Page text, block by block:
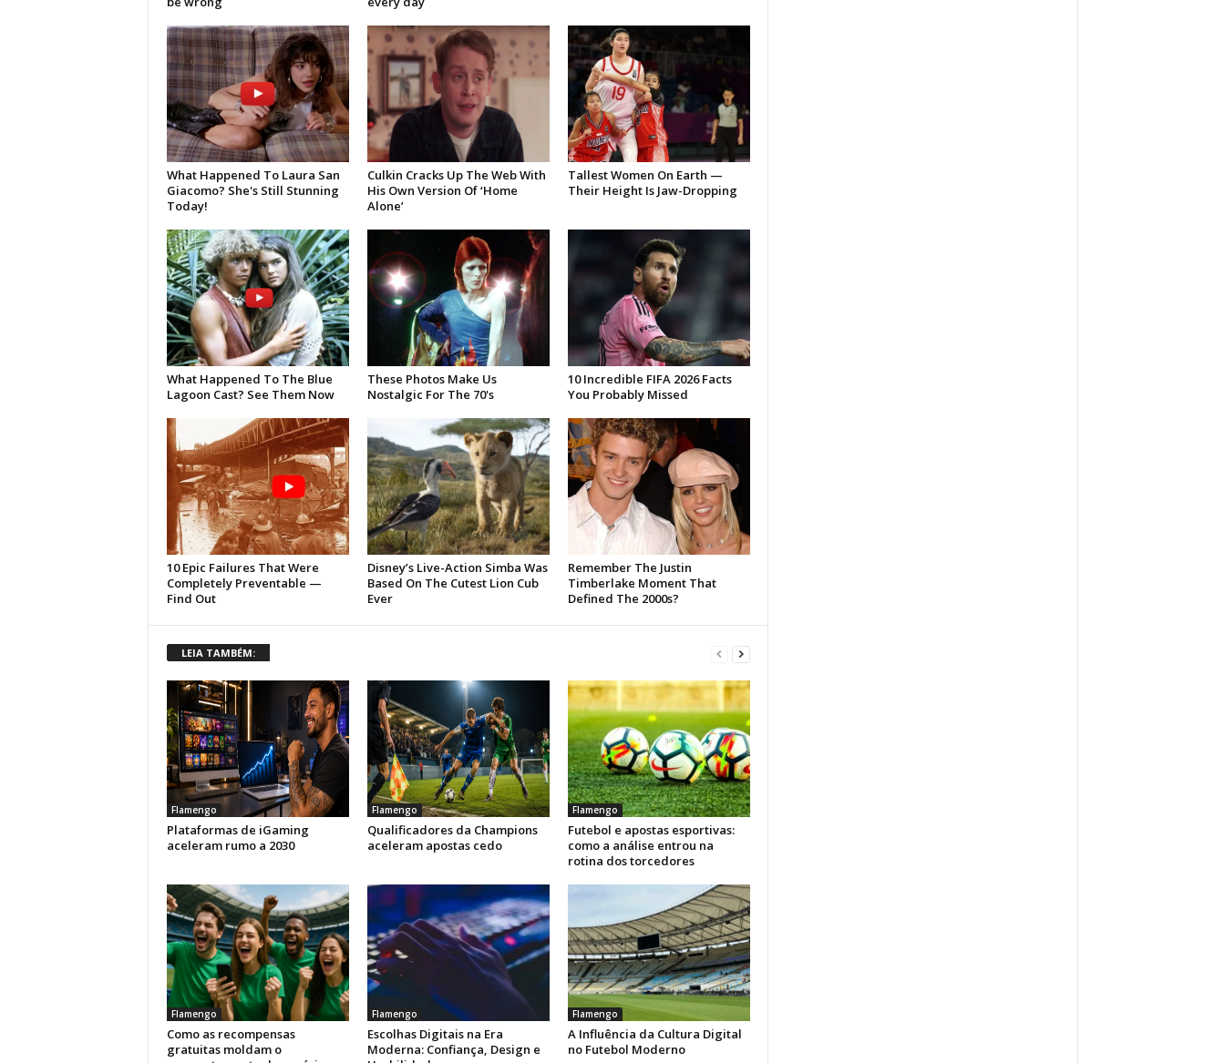
LEIA TAMBÉM:
Flamengo
Plataformas de iGaming
aceleram rumo a 2030
Flamengo
Qualificadores da Champions
aceleram apostas cedo
Flamengo
Futebol e apostas esportivas:
como a análise entrou na
rotina dos torcedores
Flamengo
Como as recompensas
gratuitas moldam o
Flamengo
Escolhas Digitais na Era
Moderna: Confiança, Design e
Flamengo
A Influência da Cultura Digital
no Futebol Moderno